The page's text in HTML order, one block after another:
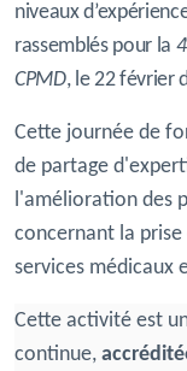
niveaux
rassemblés pour la 4
CPMD, le 22 février
Cette journée de
de partage
l'amélioration des
concernant la
services médicaux
Cette activité est
continue,